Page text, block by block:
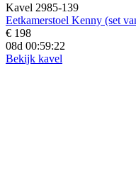
Kavel 2985-139
Eetkamerstoel Kenny (set
€ 198
08d 00:59:20
Bekijk kavel